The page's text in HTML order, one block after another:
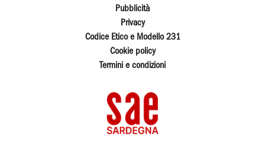
Pubblicità
Privacy
Codice Etico e Modello 231
Cookie policy
Termini e condizioni